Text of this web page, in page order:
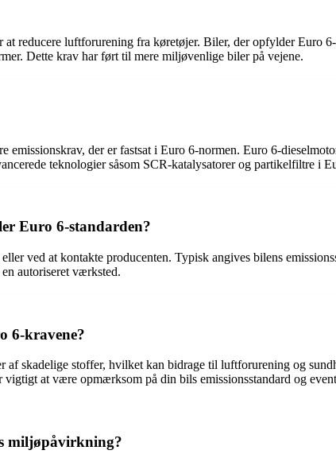
reducere luftforurening fra køretøjer. Biler, der opfylder Euro
Dette krav har ført til mere miljøvenlige biler på vejene.
der er fastsat i Euro 6-normen. Euro 6-
teknologier såsom SCR-katalysatorer og partikelfiltre i
Euro 6-standarden?
ved at kontakte producenten. Typisk angives bilens
autoriseret værksted.
6-kravene?
skadelige stoffer, hvilket kan bidrage til luftforurening og
at være opmærksom på din bils emissionsstandard og
miljøpåvirkning?